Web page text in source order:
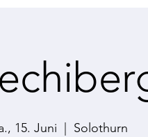
15. Juni Solothurn